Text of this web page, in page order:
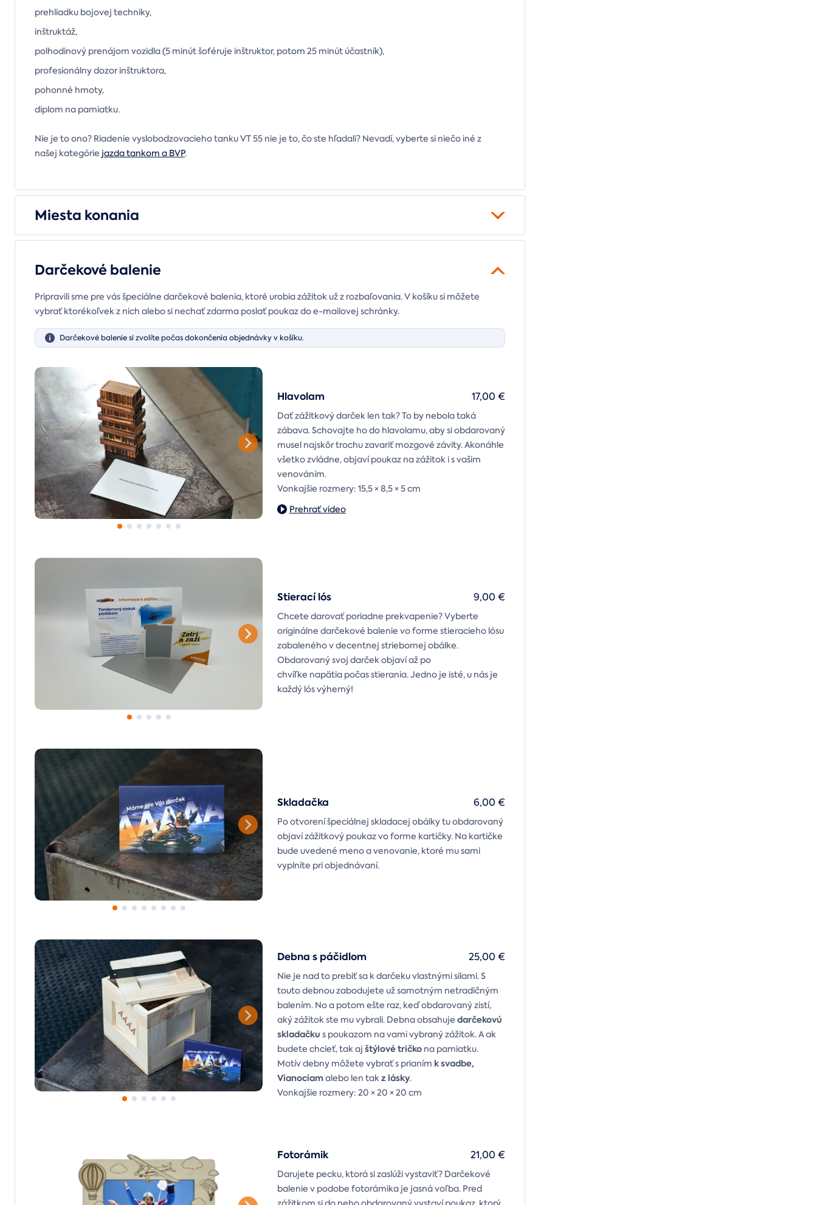
prehliadku bojovej techniky,
inštruktáž,
polhodinový prenájom vozidla (5 minút šoféruje inštruktor, potom 25 minút účastník),
profesionálny dozor inštruktora,
pohonné hmoty,
diplom na pamiatku.
Nie je to ono? Riadenie vyslobodzovacieho tanku VT 55 nie je to, čo ste hľadali? Nevadí, vyberte si niečo iné z
našej kategórie jazda tankom a BVP.
Miesta konania
Darčekové balenie
Pripravili sme pre vás špeciálne darčekové balenia, ktoré urobia zážitok už z rozbaľovania. V košíku si môžete
vybrať ktorékoľvek z nich alebo si nechať zdarma poslať poukaz do e-mailovej schránky.
Darčekové balenie si zvolíte počas dokončenia objednávky v košíku.
Hlavolam
Dať zážitkový darček len tak? To by nebola taká
zábava. Schovajte ho do hlavolamu, aby si obdarovaný
musel najskôr trochu zavariť mozgové závity. Akonáhle
všetko zvládne, objaví poukaz na zážitok i s vašim
venováním.
Vonkajšie rozmery: 15,5 × 8,5 × 5 cm
17,00 €
Prehrať video
Stierací lós
Chcete darovať poriadne prekvapenie? Vyberte
originálne darčekové balenie vo forme stieracieho lósu
zabaleného v decentnej striebornej obálke.
Obdarovaný svoj darček objaví až po
chvíľke napätia počas stierania. Jedno je isté, u nás je
každý lós výherný!
9,00 €
Skladačka
Po otvorení špeciálnej skladacej obálky tu obdarovaný
objaví zážitkový poukaz vo forme kartičky. Na kartičke
bude uvedené meno a venovanie, ktoré mu sami
vyplníte pri objednávaní.
6,00 €
Debna s páčidlom
Nie je nad to prebiť sa k darčeku vlastnými silami. S
touto debnou zabodujete už samotným netradičným
balením. No a potom ešte raz, keď obdarovaný zistí,
aký zážitok ste mu vybrali. Debna obsahuje darčekovú
skladačku s poukazom na vami vybraný zážitok. A ak
budete chcieť, tak aj štýlové tričko na pamiatku.
Motív debny môžete vybrať s prianím k svadbe,
Vianociamalebo len takz lásky.
Vonkajšie rozmery: 20 × 20 × 20 cm
25,00 €
Fotorámik
Darujete pecku, ktorá si zaslúži vystaviť? Darčekové
balenie v podobe fotorámika je jasná voľba. Pred
21,00 €